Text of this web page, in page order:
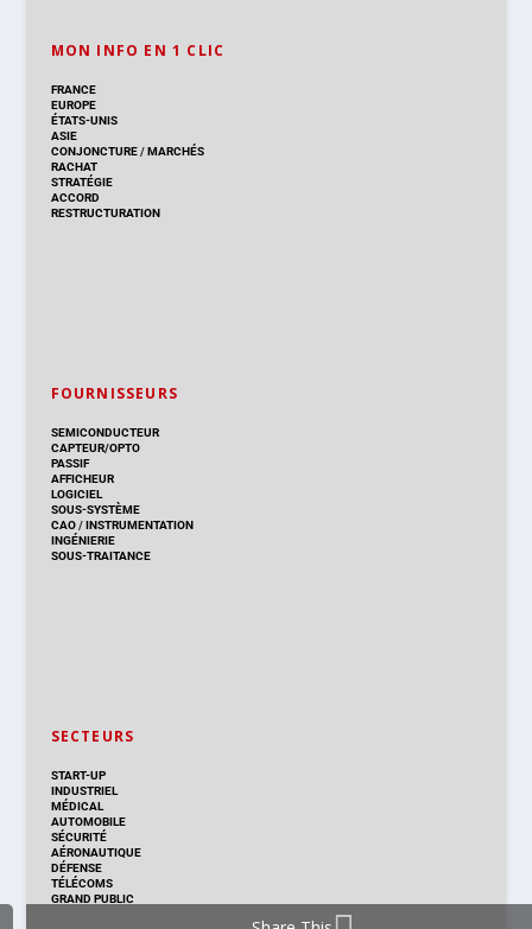
MON INFO EN 1 CLIC
FRANCE
EUROPE
ÉTATS-UNIS
ASIE
CONJONCTURE/MARCHÉS
RACHAT
STRATÉGIE
ACCORD
RESTRUCTURATION
FOURNISSEURS
SEMICONDUCTEUR
CAPTEUR/OPTO
PASSIF
AFFICHEUR
LOGICIEL
SOUS-SYSTÈME
CAO/INSTRUMENTATION
INGÉNIERIE
SOUS-TRAITANCE
SECTEURS
START-UP
INDUSTRIEL
MÉDICAL
AUTOMOBILE
SÉCURITÉ
AÉRONAUTIQUE
DÉFENSE
TÉLÉCOMS
GRAND PUBLIC